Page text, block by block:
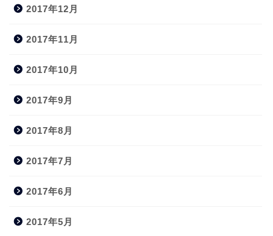
2017年12月
2017年11月
2017年10月
2017年9月
2017年8月
2017年7月
2017年6月
2017年5月